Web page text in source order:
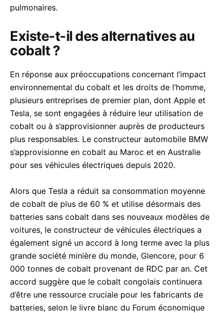
pulmonaires.
Existe-t-il des alternatives au
cobalt ?
En réponse aux préoccupations concernant l’impact
environnemental du cobalt et les droits de l’homme,
plusieurs entreprises de premier plan, dont Apple et
Tesla, se sont engagées à réduire leur utilisation de
cobalt ou à s’approvisionner auprès de producteurs
plus responsables. Le constructeur automobile BMW
s’approvisionne en cobalt au Maroc et en Australie
pour ses véhicules électriques depuis 2020.
Alors que Tesla a réduit sa consommation moyenne
de cobalt de plus de 60 % et utilise désormais des
batteries sans cobalt dans ses nouveaux modèles de
voitures, le constructeur de véhicules électriques a
également signé un accord à long terme avec la plus
grande société minière du monde, Glencore, pour 6
000 tonnes de cobalt provenant de RDC par an. Cet
accord suggère que le cobalt congolais continuera
d’être une ressource cruciale pour les fabricants de
batteries, selon le livre blanc du Forum économique